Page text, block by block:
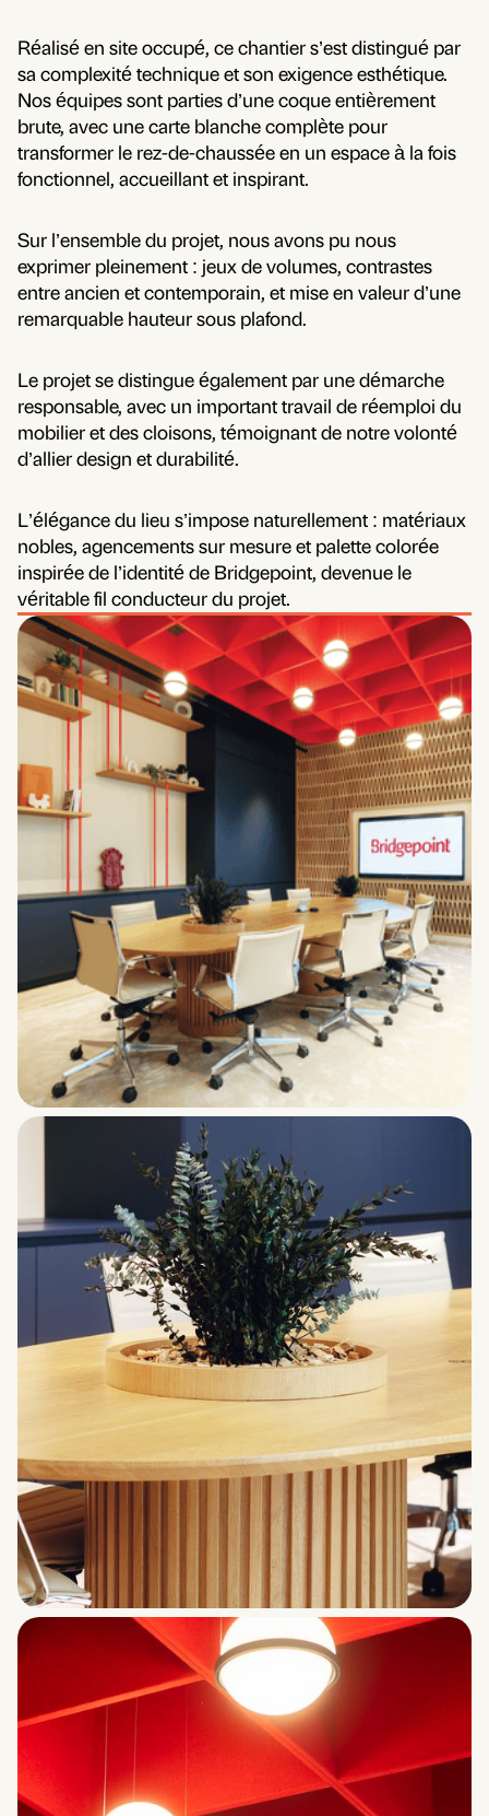
Réalisé en site occupé, ce chantier s’est distingué par
sa complexité technique et son exigence esthétique.
Nos équipes sont parties d’une coque entièrement
brute, avec une carte blanche complète pour
transformer le rez-de-chaussée en un espace à la fois
fonctionnel, accueillant et inspirant.
Sur l’ensemble du projet, nous avons pu nous
exprimer pleinement : jeux de volumes, contrastes
entre ancien et contemporain, et mise en valeur d’une
remarquable hauteur sous plafond.
Le projet se distingue également par une démarche
responsable, avec un important travail de réemploi du
mobilier et des cloisons, témoignant de notre volonté
d’allier design et durabilité.
L’élégance du lieu s’impose naturellement : matériaux
nobles, agencements sur mesure et palette colorée
inspirée de l’identité de Bridgepoint, devenue le
véritable fil conducteur du projet.